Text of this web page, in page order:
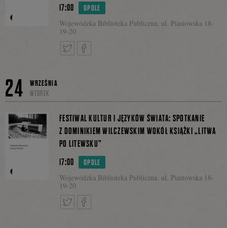
17:00 OPOLE
Wojewódzka Biblioteka Publiczna, ul. Piastowska 18-
19-20
się
na
Facebooku
24
WRZEŚNIA
WTOREK
17:00 OPOLE
Wojewódzka Biblioteka Publiczna, ul. Piastowska 18-
19-20
FESTIWAL KULTUR I JĘZYKÓW ŚWIATA: SPOTKANIE
Z DOMINIKIEM WILCZEWSKIM WOKÓŁ KSIĄŻKI „LITWA
PO LITEWSKU”